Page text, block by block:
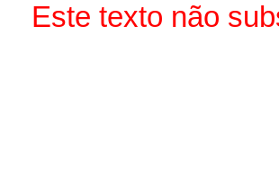
Este texto não